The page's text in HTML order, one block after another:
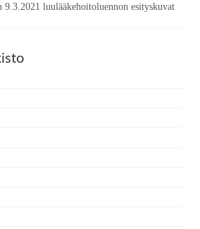
9.3.2021 luulääkehoitoluennon esityskuvat